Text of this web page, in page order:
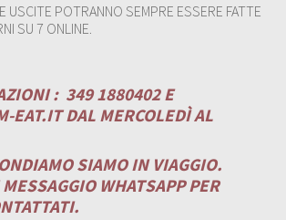
USCITE POTRANNO SEMPRE ESSERE FATTE
SU 7 ONLINE.
: 349 1880402 E
EAT.ITDAL MERCOLEDÌ AL
SIAMO IN VIAGGIO.
WHATSAPP PER